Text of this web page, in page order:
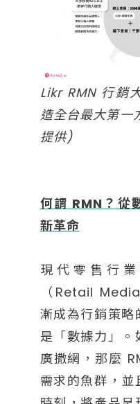
Likr RMN 行銷
造全台最大第一
提供)
何謂 RMN？從
新革命
現代零售行
（Retail
漸成為行銷策略
是「數據力」。
廣撒網，那麼
需求的魚群，並